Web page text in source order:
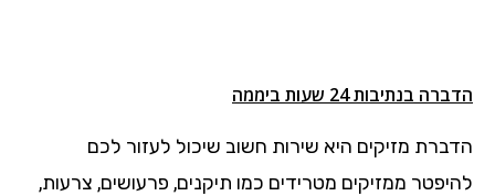
הדברה בנתיבות 24 שעות ביממה
הדברת מזיקים היא שירות חשוב שיכול לעזור לכם
להיפטר ממזיקים מטרידים כמו תיקנים, פרעושים, צרעות,